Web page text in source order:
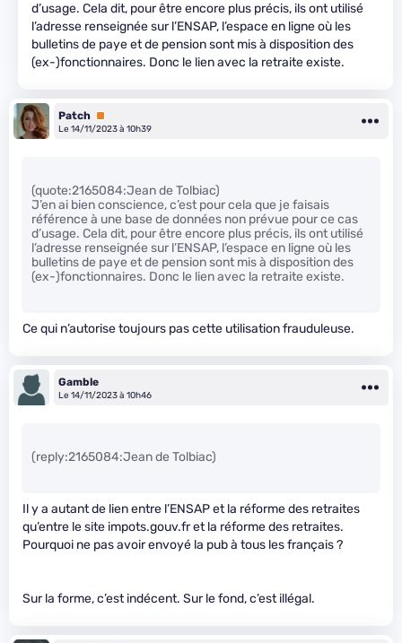
d’usage. Cela dit, pour être encore plus précis, ils ont utilisé
l’adresse renseignée sur l’ENSAP, l’espace en ligne où les
bulletins de paye et de pension sont mis à disposition des
(ex-)fonctionnaires. Donc le lien avec la retraite existe.
Patch Premium
Le 14/11/2023 à 10h39
(quote:2165084:Jean de Tolbiac)
J’en ai bien conscience, c’est pour cela que je faisais
référence à une base de données non prévue pour ce cas
d’usage. Cela dit, pour être encore plus précis, ils ont utilisé
l’adresse renseignée sur l’ENSAP, l’espace en ligne où les
bulletins de paye et de pension sont mis à disposition des
(ex-)fonctionnaires. Donc le lien avec la retraite existe.
Ce qui n’autorise toujours pas cette utilisation frauduleuse.
Gamble
Le 14/11/2023 à 10h46
(reply:2165084:Jean de Tolbiac)
Il y a autant de lien entre l’ENSAP et la réforme des retraites
qu’entre le site impots.gouv.fr et la réforme des retraites.
Pourquoi ne pas avoir envoyé la pub à tous les français ?
Sur la forme, c’est indécent. Sur le fond, c’est illégal.